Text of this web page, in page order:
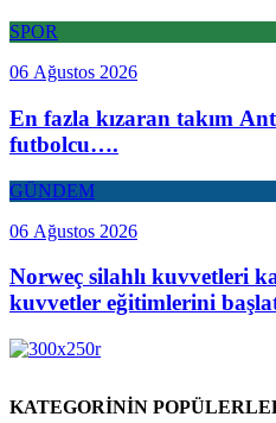
SPOR
06 Ağustos 2026
En fazla kızaran takım
futbolcu….
GÜNDEM
06 Ağustos 2026
Norweç silahlı kuvvetleri
kuvvetler eğitimlerini
KATEGORİNİN